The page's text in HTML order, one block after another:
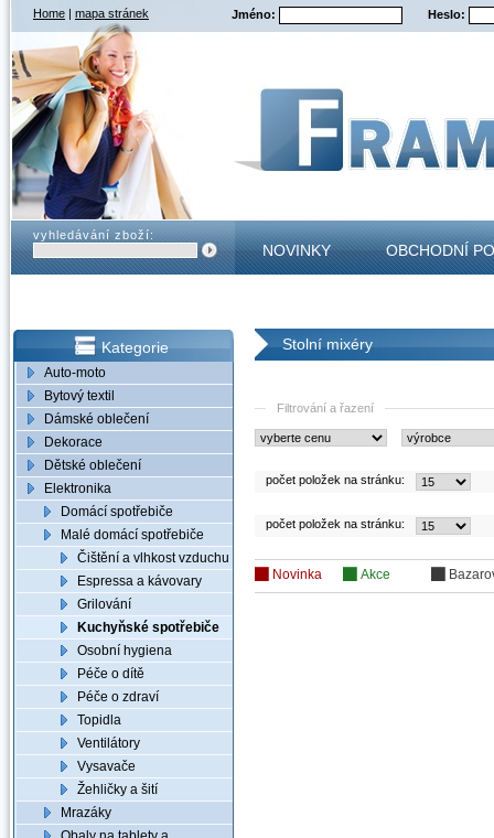
Home | mapa stránek Jméno: Heslo:
vyhledávání zboží:
NOVINKY OBCHODNÍ
Kategorie
Auto-moto
Bytový textil
Dámské oblečení
Dekorace
Dětské oblečení
Elektronika
Domácí spotřebiče
Malé domácí spotřebiče
Čištění a vlhkost vzduchu
Espressa a kávovary
Grilování
Kuchyňské spotřebiče
Osobní hygiena
Péče o dítě
Péče o zdraví
Topidla
Ventilátory
Vysavače
Žehličky a šití
Mrazáky
Stolní mixéry
Filtrování a řazení
počet položek na stránku:
počet položek na stránku:
Novinka Akce